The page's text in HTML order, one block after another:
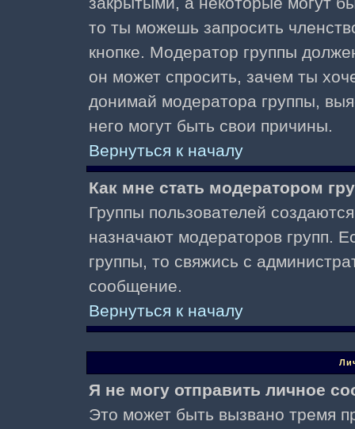
то ты можешь запросить
кнопке. Модератор группы
он может спросить, зачем ты
донимай модератора группы,
него могут быть свои причины.
Вернуться к началу
Как мне стать модератором
Группы пользователей
назначают модераторов групп.
группы, то свяжись с
сообщение.
Вернуться к началу
Я не могу отправить личное
Это может быть вызвано тремя